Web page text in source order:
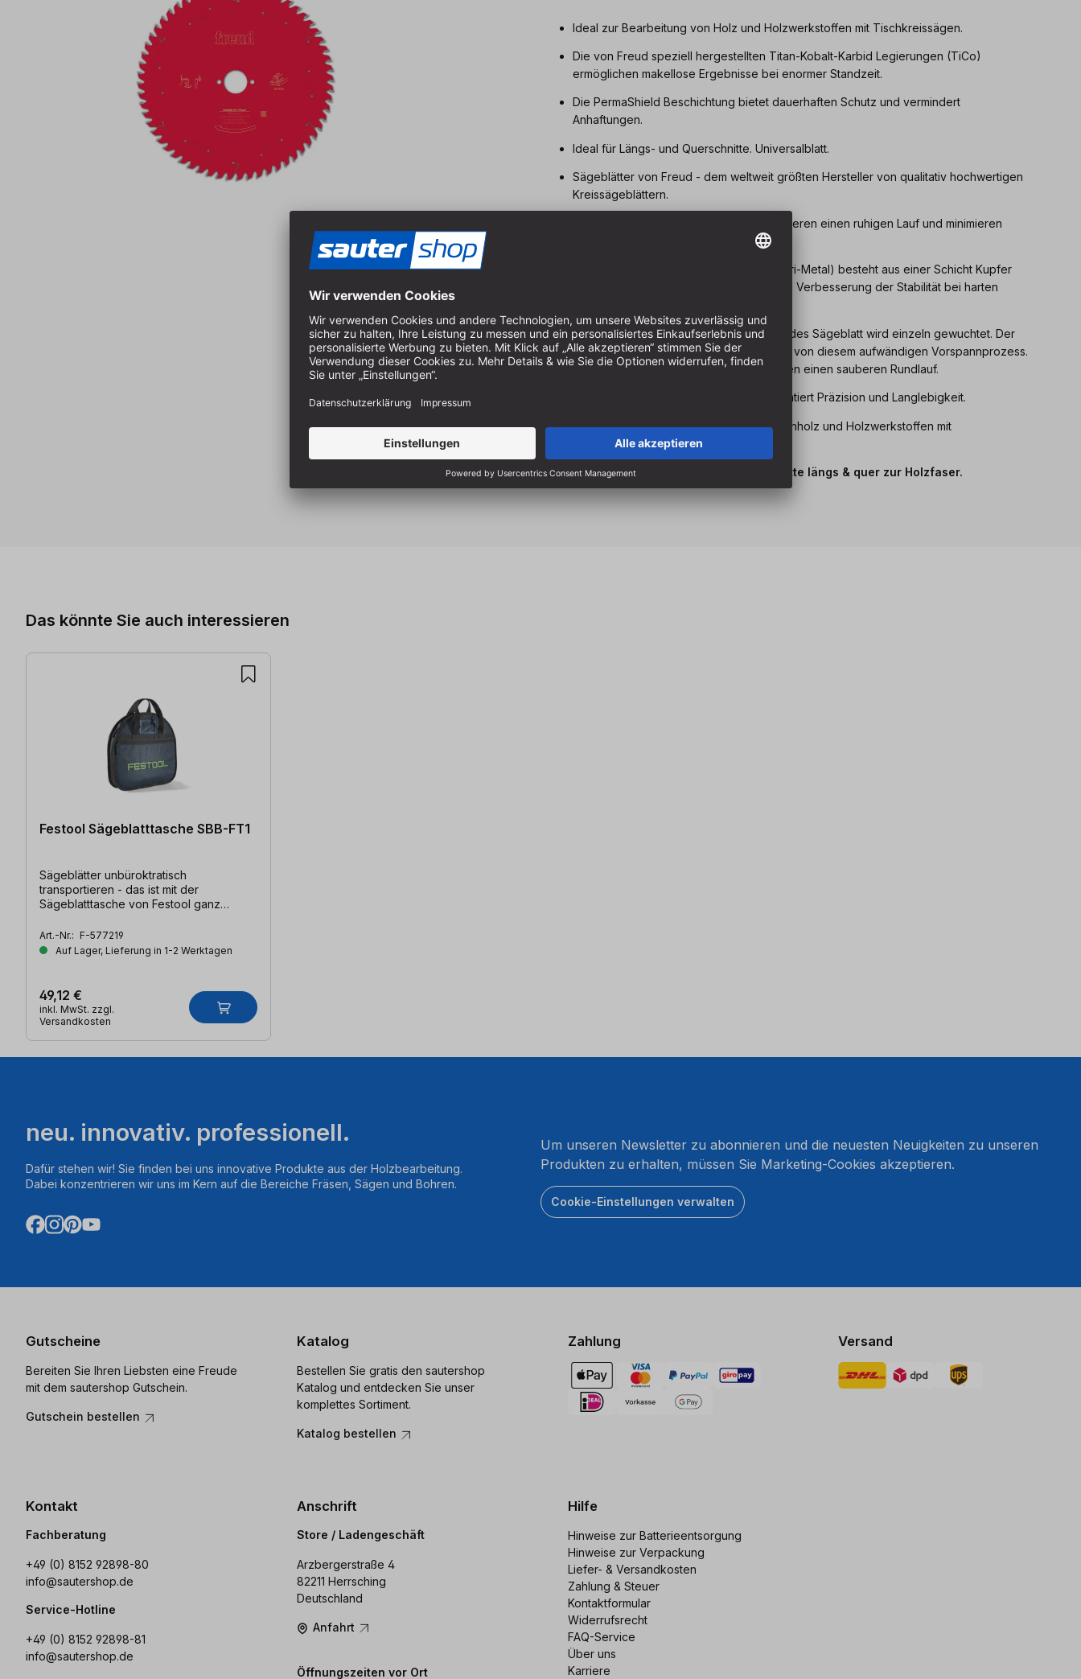
Ideal zur Bearbeitung von Holz und Holzwerkstoffen mit Tischkreissägen.
Die von Freud speziell hergestellten Titan-Kobalt-Karbid Legierungen (TiCo)
ermöglichen makellose Ergebnisse bei enormer Standzeit.
Die PermaShield Beschichtung bietet dauerhaften Schutz und vermindert
Anhaftungen.
Ideal für Längs- und Querschnitte. Universalblatt.
Sägeblätter von Freud - dem weltweit größten Hersteller von qualitativ hochwertigen
Kreissägeblättern.
Eingelaserte Antivibrationsschlitze garantieren einen ruhigen Lauf und minimieren
Die spezielle Hartlötverbindung (Freud Tri-Metal) besteht aus einer Schicht Kupfer
zwischen zwei Schichten Silber, was eine Verbesserung der Stabilität bei harten
Höchste Präzision bei der Herstellung: jedes Sägeblatt wird einzeln gewuchtet. Der
ringförmige Abdruck im Stammblatt zeugt von diesem aufwändigen Vorspannprozess.
Eingelaserte Dehnungsschlitze garantieren einen sauberen Rundlauf.
Stammblatt aus ausgewähltem Stahl garantiert Präzision und Langlebigkeit.
Ideal zur Bearbeitung von Hartholz, Weichholz und Holzwerkstoffen mit
Tischkreissägen.
Universalblatt. Gut geeignet für Schnitte längs & quer zur Holzfaser.
Das könnte Sie auch interessieren
Festool Sägeblatttasche SBB-FT1
Sägeblätter unbüroktratisch
transportieren - das ist mit der
Sägeblatttasche von Festool ganz
Art.-Nr.: F-577219
Auf Lager, Lieferung in 1-2 Werktagen
49,12 €
inkl. MwSt. zzgl.
Versandkosten
neu. innovativ. professionell.
Dafür stehen wir! Sie finden bei uns innovative Produkte aus der Holzbearbeitung.
Dabei konzentrieren wir uns im Kern auf die Bereiche Fräsen, Sägen und Bohren.
Um unseren Newsletter zu abonnieren und die neuesten Neuigkeiten zu unseren
Produkten zu erhalten, müssen Sie Marketing-Cookies akzeptieren.
Cookie-Einstellungen verwalten
Gutscheine
Bereiten Sie Ihren Liebsten eine Freude
mit dem sautershop Gutschein.
Gutschein bestellen
Katalog
Bestellen Sie gratis den sautershop
Katalog und entdecken Sie unser
komplettes Sortiment.
Katalog bestellen
Zahlung Versand
Kontakt
Fachberatung
+49 (0) 8152 92898-80
info@sautershop.de
Service-Hotline
+49 (0) 8152 92898-81
info@sautershop.de
Anschrift
Store / Ladengeschäft
Arzbergerstraße 4
82211 Herrsching
Deutschland
Anfahrt
Öffnungszeiten vor Ort
Hilfe
Hinweise zur Batterieentsorgung
Hinweise zur Verpackung
Liefer- & Versandkosten
Zahlung & Steuer
Kontaktformular
Widerrufsrecht
FAQ-Service
Über uns
Karriere